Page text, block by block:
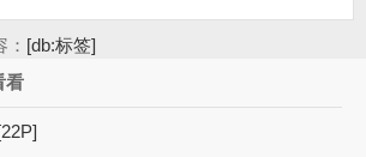
[db:标签]
看